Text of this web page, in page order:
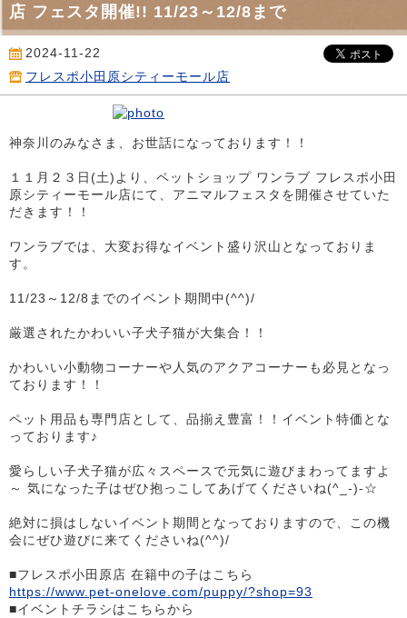
店 フェスタ開催!! 11/23～12/8まで
2024-11-22
フレスポ小田原シティーモール店
神奈川のみなさま、お世話になっております！！
１１月２３日(土)より、ペットショップ ワンラブ フレスポ小田
原シティーモール店にて、アニマルフェスタを開催させていた
だきます！！
ワンラブでは、大変お得なイベント盛り沢山となっておりま
す。
11/23～12/8までのイベント期間中(^^)/
厳選されたかわいい子犬子猫が大集合！！
かわいい小動物コーナーや人気のアクアコーナーも必見となっ
ております！！
ペット用品も専門店として、品揃え豊富！！イベント特価とな
っております♪
愛らしい子犬子猫が広々スペースで元気に遊びまわってますよ
～ 気になった子はぜひ抱っこしてあげてくださいね(^_-)-☆
絶対に損はしないイベント期間となっておりますので、この機
会にぜひ遊びに来てくださいね(^^)/
■フレスポ小田原店 在籍中の子はこちら
https://www.pet-onelove.com/puppy/?shop=93
■イベントチラシはこちらから